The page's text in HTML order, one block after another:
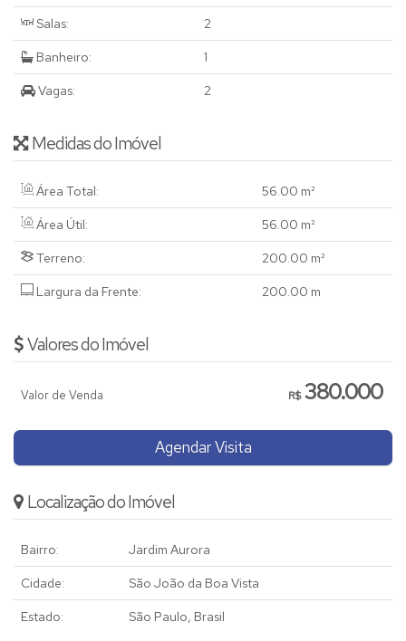
Salas: 2
Banheiro: 1
Vagas: 2
Medidas do Imóvel
Área Total: 56.00 m²
Área Útil: 56.00 m²
Terreno: 200.00 m²
Largura da Frente: 200.00 m
Valores do Imóvel
R$380.000
Valor de Venda
Agendar Visita
Localização do Imóvel
Bairro: Jardim Aurora
Cidade: São João da Boa Vista
Estado: São Paulo, Brasil